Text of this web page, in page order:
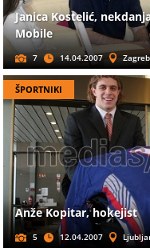
Janica Kostelić,
Mobile
7 14.04.2007 Zagreb
ŠPORTNIKI
Anže Kopitar, hokejist
5 12.04.2007